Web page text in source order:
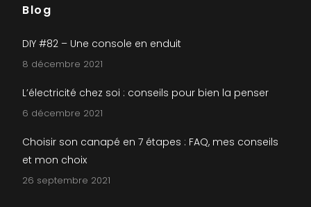
Blog
DIY #82 – Une console en enduit
8 décembre 2021
L’électricité chez soi : conseils pour bien la penser
6 décembre 2021
Choisir son canapé en 7 étapes : FAQ, mes conseils
et mon choix
26 septembre 2021